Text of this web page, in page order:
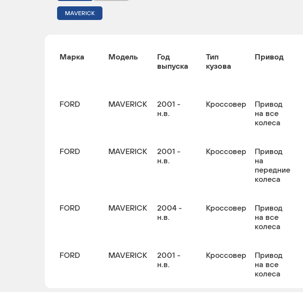
MAVERICK
Марка Модель
Год
выпуска
Тип
кузова
Привод
FORD MAVERICK
2001 -
н.в.
Кроссовер
Привод
на все
колеса
FORD MAVERICK
2001 -
н.в.
Кроссовер
Привод
на
передние
колеса
FORD MAVERICK
2004 -
н.в.
Кроссовер
Привод
на все
колеса
FORD MAVERICK
2001 -
н.в.
Кроссовер
Привод
на все
колеса